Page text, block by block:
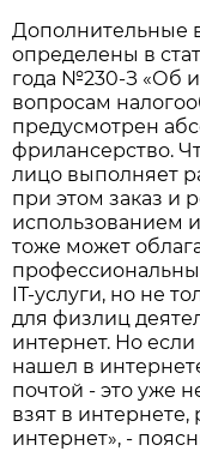
Дополнительные
определены в
года №230-З «Об
вопросам
предусмотрен
фрилансерство.
лицо выполняет
при этом заказ и
использованием
тоже может
IT-услуги, но не
для физлиц
интернет. Но если
нашел в
почтой - это уже
взят в интернете,
интернет», -